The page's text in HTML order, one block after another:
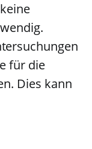
für die
Dies kann